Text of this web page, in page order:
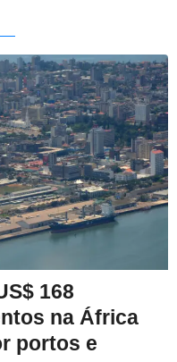
168
na África
portos e